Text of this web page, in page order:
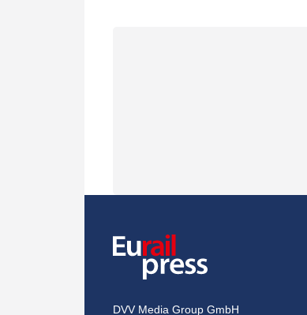
DVV Media Group GmbH